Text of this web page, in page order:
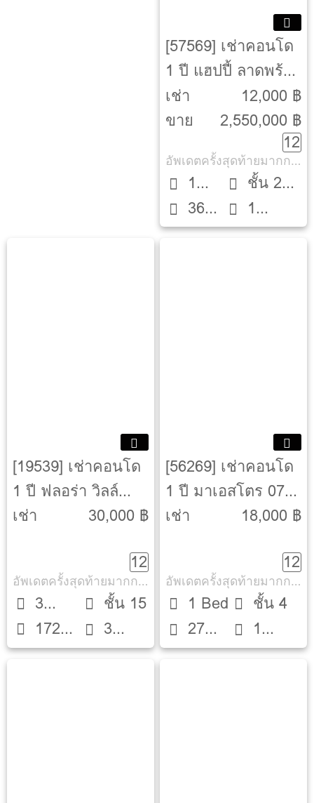
[57569] เช่าคอนโด
1 ปี แฮปปี้ ลาดพร้าว
101 [Happy
Ladprao 101]
เช่า
12,000 ฿
ขาย
2,550,000 ฿
12
อัพเดตครั้งสุดท้ายมากกว่า 30 วัน
1
Bed36
ตรม.
ชั้น 2
ตึก ฺB
1
ห้องน้ำ
[19539] เช่าคอนโด
1 ปี ฟลอร่า วิลล์
[Flora Ville]
เช่า
30,000 ฿
12
อัพเดตครั้งสุดท้ายมากกว่า 30 วัน
3
Beds172
ตรม.
ชั้น 15
3
ห้องน้ำ
[56269] เช่าคอนโด
1 ปี มาเอสโตร 07
อนุสาวรีย์ชัยฯ
เช่า
18,000 ฿
12
อัพเดตครั้งสุดท้ายมากกว่า 30 วัน
1 Bed
27
ตรม.
ชั้น 4
1
ห้องน้ำ